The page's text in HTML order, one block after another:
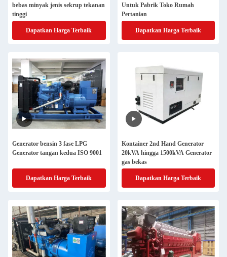
bebas minyak jenis sekrup tekanan
tinggi
Dapatkan Harga Terbaik
Untuk Pabrik Toko Rumah
Pertanian
Dapatkan Harga Terbaik
Generator bensin 3 fase LPG
Generator tangan kedua ISO 9001
Dapatkan Harga Terbaik
Kontainer 2nd Hand Generator
20kVA hingga 1500kVA Generator
gas bekas
Dapatkan Harga Terbaik